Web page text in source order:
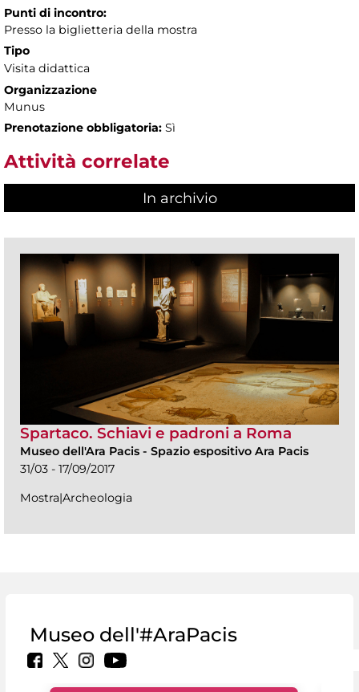
Punti di incontro:
Presso la biglietteria della mostra
Tipo
Visita didattica
Organizzazione
Munus
Prenotazione obbligatoria: Sì
Attività correlate
In archivio
Spartaco. Schiavi e padroni a Roma
Museo dell'Ara Pacis - Spazio espositivo Ara Pacis
31/03 - 17/09/2017
Mostra|Archeologia
Museo dell'#AraPacis